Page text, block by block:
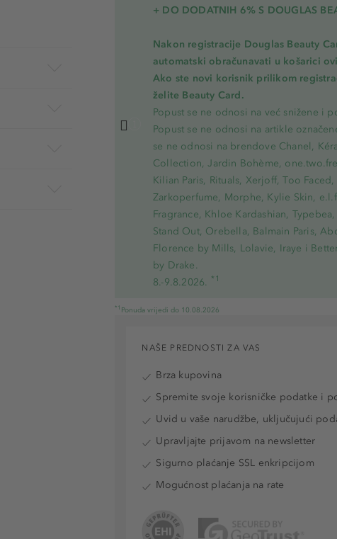
+ DO DODATNIH 6% S DOUGLAS
Nakon registracije Douglas Beauty
automatski obračunavati u košarici
Ako ste novi korisnik prilikom
želite Beauty Card.
Popust se ne odnosi na već snižene i
Popust se ne odnosi na artikle
se ne odnosi na brendove Chanel,
Collection, Jardin Bohème,
Kilian Paris, Rituals, Xerjoff, Too
Zarkoperfume, Morphe, Kylie Skin,
Fragrance, Khloe Kardashian,
Stand Out, Orebella, Balmain Paris,
Florence by Mills, Lolavie, Iraye i
by Drake.
8.-9.8.2026. *1
*1 Ponuda vrijedi do 10.08.2026
NAŠE PREDNOSTI ZA VAS
Brza kupovina
Spremite svoje korisničke podatke i
Uvid u vaše narudžbe, uključujući
Upravljajte prijavom na newsletter
Sigurno plaćanje SSL enkripcijom
Mogućnost plaćanja na rate